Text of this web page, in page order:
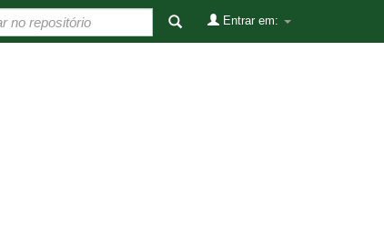
Entrar em: